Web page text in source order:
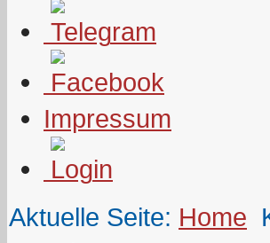
Impressum
Aktuelle Seite: Home